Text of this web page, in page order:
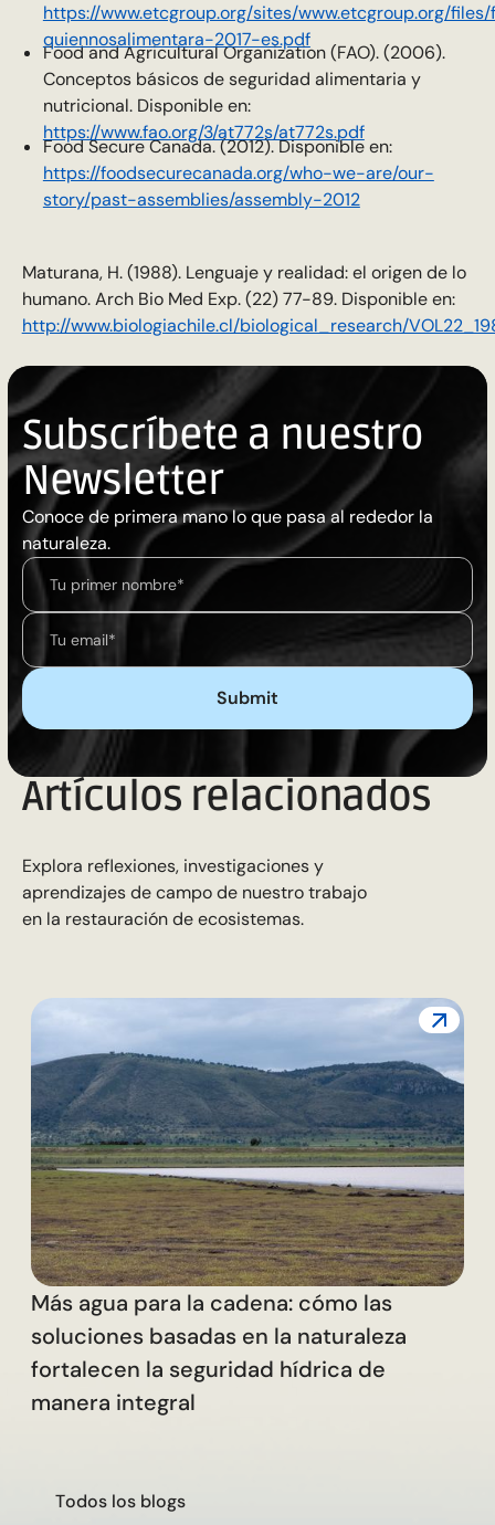
https://www.etcgroup.org/sites/www.etcgroup.org/
quiennosalimentara-2017-es.pdf
Food and Agricultural Organization (FAO). (2006).
Conceptos básicos de seguridad alimentaria y
nutricional. Disponible en:
https://www.fao.org/3/at772s/at772s.pdf
Food Secure Canada. (2012). Disponible en:
https://foodsecurecanada.org/who-we-are/our-
story/past-assemblies/assembly-2012
Maturana, H. (1988). Lenguaje y realidad: el origen de lo
humano. Arch Bio Med Exp. (22) 77-89. Disponible en:
http://www.biologiachile.cl/biological_research/
Subscríbete a nuestro
Newsletter
Conoce de primera mano lo que pasa al rededor la
naturaleza.
Artículos relacionados
Explora reflexiones, investigaciones y
aprendizajes de campo de nuestro trabajo
en la restauración de ecosistemas.
Más agua para la cadena: cómo las
soluciones basadas en la naturaleza
fortalecen la seguridad hídrica de
manera integral
Todos los blogs